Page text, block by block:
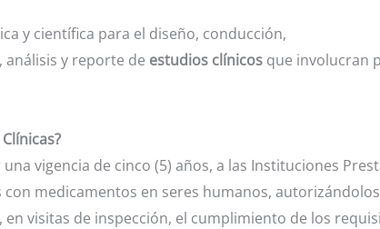
y científica para el diseño, conducción,
y reporte de estudios clínicosque involucran
vigencia de cinco (5) años, a las Instituciones
medicamentos en seres humanos,
visitas de inspección, el cumplimiento de los